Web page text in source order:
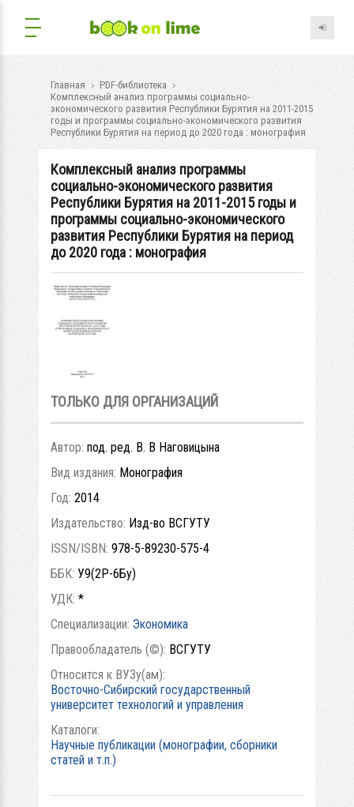
Главная
PDF-библиотека
Комплексный анализ программы социально-
экономического развития Республики Бурятия на 2011-2015
годы и программы социально-экономического развития
Республики Бурятия на период до 2020 года : монография
Комплексный анализ программы
социально-экономического развития
Республики Бурятия на 2011-2015 годы и
программы социально-экономического
развития Республики Бурятия на период
до 2020 года : монография
ТОЛЬКО ДЛЯ ОРГАНИЗАЦИЙ
Автор: под. ред. В. В Наговицына
Вид издания: Монография
Год: 2014
Издательство: Изд-во ВСГУТУ
ISSN/ISBN: 978-5-89230-575-4
ББК: У9(2Р-6Бу)
УДК: *
Специализации: Экономика
Правообладатель (©): ВСГУТУ
Относится к ВУЗу(ам):
Восточно-Сибирский государственный
университет технологий и управления
Каталоги:
Научные публикации (монографии, сборники
статей и т.п.)